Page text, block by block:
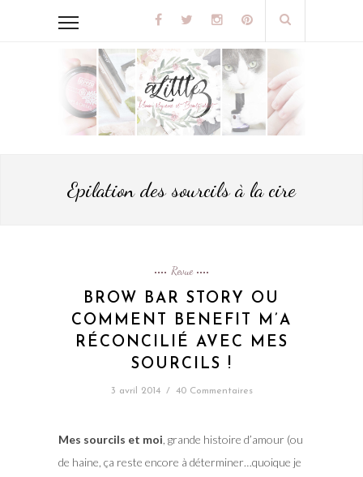
Epilation des sourcils à la cire
Revue
BROW BAR STORY OU
COMMENT BENEFIT M’A
RÉCONCILIÉ AVEC MES
SOURCILS !
3 avril 2014 / 40 Commentaires
Mes sourcils et moi, grande histoire d’amour (ou
de haine, ça reste encore à déterminer…quoique je